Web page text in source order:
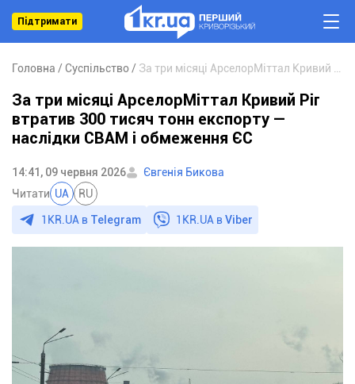
Підтримати
Головна Суспільство
За три місяці АрселорМіттал Кривий Ріг
втратив 300 тисяч тонн експорту —
наслідки CBAM і обмеження ЄС
14:41, 09 червня 2026
Євгенія Бикова
Читати UA RU
1KR.UA в Telegram 1KR.UA вViber